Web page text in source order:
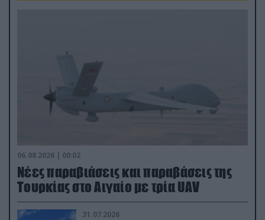
06.08.2026 | 00:02
Νέες παραβιάσεις και παραβάσεις της
Τουρκίας στο Αιγαίο με τρία UAV
31.07.2026